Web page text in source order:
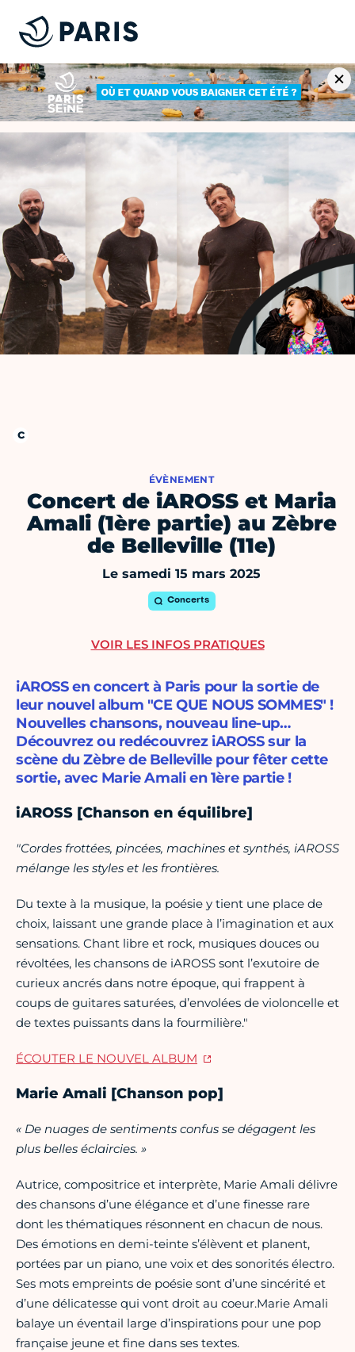
ÉVÈNEMENT
Concert de iAROSS et Maria
Amali (1ère partie) au Zèbre
de Belleville (11e)
Le samedi 15 mars 2025
Concerts
iAROSS en concert à Paris pour la sortie de
leur nouvel album "CE QUE NOUS SOMMES" !
Nouvelles chansons, nouveau line-up…
Découvrez ou redécouvrez iAROSS sur la
scène du Zèbre de Belleville pour fêter cette
sortie, avec Marie Amali en 1ère partie !
iAROSS [Chanson en équilibre]
"Cordes frottées, pincées, machines et synthés, iAROSS
mélange les styles et les frontières.
Du texte à la musique, la poésie y tient une place de
choix, laissant une grande place à l’imagination et aux
sensations. Chant libre et rock, musiques douces ou
révoltées, les chansons de iAROSS sont l’exutoire de
curieux ancrés dans notre époque, qui frappent à
coups de guitares saturées, d’envolées de violoncelle et
de textes puissants dans la fourmilière."
ÉCOUTER LE NOUVEL ALBUM
Marie Amali [Chanson pop]
« De nuages de sentiments confus se dégagent les
plus belles éclaircies. »
Autrice, compositrice et interprète, Marie Amali délivre
des chansons d’une élégance et d’une finesse rare
dont les thématiques résonnent en chacun de nous.
Des émotions en demi-teinte s’élèvent et planent,
portées par un piano, une voix et des sonorités électro.
Ses mots empreints de poésie sont d’une sincérité et
d’une délicatesse qui vont droit au coeur.Marie Amali
balaye un éventail large d’inspirations pour une pop
française jeune et fine dans ses textes.
VOIR LES INFOS PRATIQUES